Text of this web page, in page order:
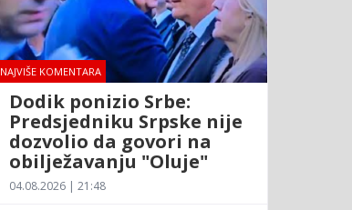
NAJVIŠE KOMENTARA
Dodik ponizio Srbe:
Predsjedniku Srpske nije
dozvolio da govori na
obilježavanju "Oluje"
04.08.2026 | 21:48